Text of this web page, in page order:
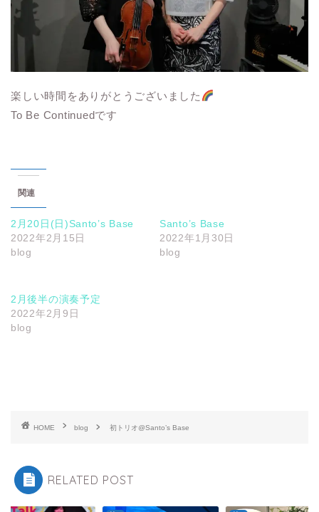
楽しい時間をありがとうございました
To Be Continuedです
関連
2月20日(日)Santo’s Base
2022年2月15日
blog
Santo’s Base
2022年1月30日
blog
2月後半の演奏予定
2022年2月9日
blog
HOME blog 初トリオ@Santo’s Base
RELATED POST